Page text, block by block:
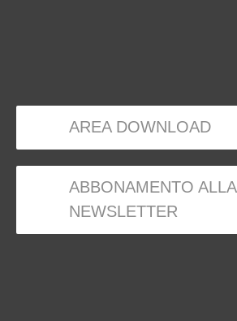
AREA DOWNLOAD
ABBONAMENTO ALLA
NEWSLETTER